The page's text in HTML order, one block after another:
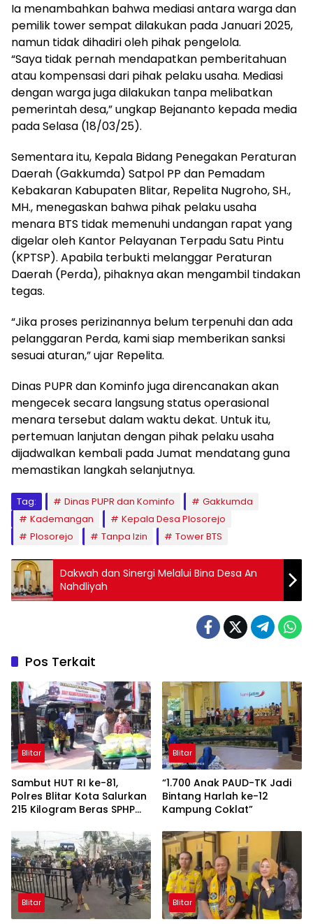
Ia menambahkan bahwa mediasi antara warga dan
pemilik tower sempat dilakukan pada Januari 2025,
namun tidak dihadiri oleh pihak pengelola.
“Saya tidak pernah mendapatkan pemberitahuan
atau kompensasi dari pihak pelaku usaha. Mediasi
dengan warga juga dilakukan tanpa melibatkan
pemerintah desa,” ungkap Bejananto kepada media
pada Selasa (18/03/25).
Sementara itu, Kepala Bidang Penegakan Peraturan
Daerah (Gakkumda) Satpol PP dan Pemadam
Kebakaran Kabupaten Blitar, Repelita Nugroho, SH.,
MH., menegaskan bahwa pihak pelaku usaha
menara BTS tidak memenuhi undangan rapat yang
digelar oleh Kantor Pelayanan Terpadu Satu Pintu
(KPTSP). Apabila terbukti melanggar Peraturan
Daerah (Perda), pihaknya akan mengambil tindakan
tegas.
“Jika proses perizinannya belum terpenuhi dan ada
pelanggaran Perda, kami siap memberikan sanksi
sesuai aturan,” ujar Repelita.
Dinas PUPR dan Kominfo juga direncanakan akan
mengecek secara langsung status operasional
menara tersebut dalam waktu dekat. Untuk itu,
pertemuan lanjutan dengan pihak pelaku usaha
dijadwalkan kembali pada Jumat mendatang guna
memastikan langkah selanjutnya.
Tag: Dinas PUPR dan Kominfo
Gakkumda
Kademangan
Kepala Desa Plosorejo
Plosorejo
Tanpa Izin Tower BTS
Dakwah dan Sinergi Melalui Bina Desa An
Nahdliyah
Pos Terkait
Blitar
Sambut HUT RI ke-81,
Polres Blitar Kota Salurkan
215 Kilogram Beras SPHP
Murah
Blitar
“1.700 Anak PAUD-TK Jadi
Bintang Harlah ke-12
Kampung Coklat”
Blitar Blitar